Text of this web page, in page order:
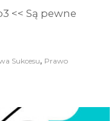
<< Są pewne
Sukcesu, Prawo